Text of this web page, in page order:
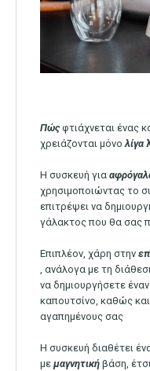
Πώς φτιάχνεται ένας
χρειάζονται μόνολίγα
Η συσκευή για
χρησιμοποιώντας το
επιτρέψει να
γάλακτος που θα σας
Επιπλέον, χάρη στην
, ανάλογα με τη
να δημιουργήσετε έναν
καπουτσίνο, καθώς και
αγαπημένους σας
Η συσκευή διαθέτει
με μαγνητική βάση,